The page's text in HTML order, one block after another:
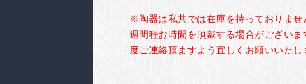
※陶器は私共では在庫を持っておりませ
週間程お時間を頂戴する場合がござい
度ご連絡頂ますよう宜しくお願いいたし